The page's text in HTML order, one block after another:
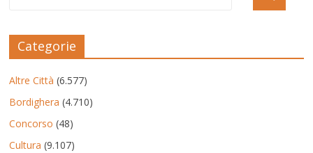
Categorie
Altre Città (6.577)
Bordighera (4.710)
Concorso (48)
Cultura (9.107)